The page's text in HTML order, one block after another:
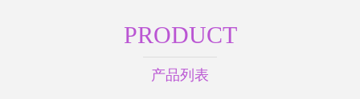
PRODUCT
产品列表